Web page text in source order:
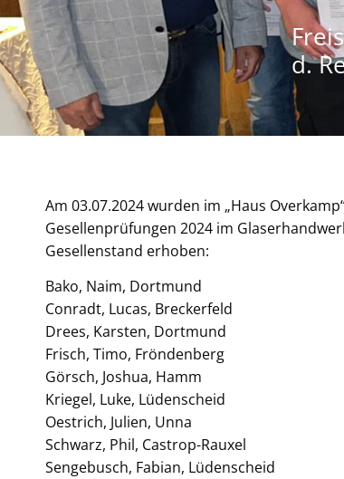
d.
Am 03.07.2024 wurden im „Haus
Gesellenprüfungen 2024 im
Gesellenstand erhoben:
Bako, Naim, Dortmund
Conradt, Lucas, Breckerfeld
Drees, Karsten, Dortmund
Frisch, Timo, Fröndenberg
Görsch, Joshua, Hamm
Kriegel, Luke, Lüdenscheid
Oestrich, Julien, Unna
Schwarz, Phil, Castrop-Rauxel
Sengebusch, Fabian, Lüdenscheid